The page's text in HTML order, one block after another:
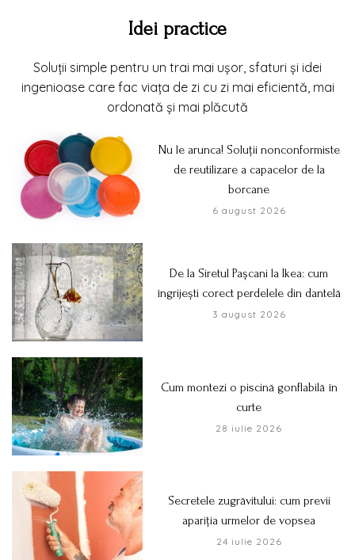
Idei practice
Soluții simple pentru un trai mai ușor, sfaturi și idei
ingenioase care fac viața de zi cu zi mai eficientă, mai
ordonată și mai plăcută
Nu le arunca! Soluții nonconformiste
de reutilizare a capacelor de la
borcane
6 august 2026
De la Siretul Pașcani la Ikea: cum
îngrijești corect perdelele din dantelă
3 august 2026
Cum montezi o piscină gonflabilă în
curte
28 iulie 2026
Secretele zugrăvitului: cum previi
apariția urmelor de vopsea
24 iulie 2026